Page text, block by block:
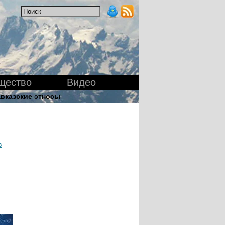
Видео
этносы